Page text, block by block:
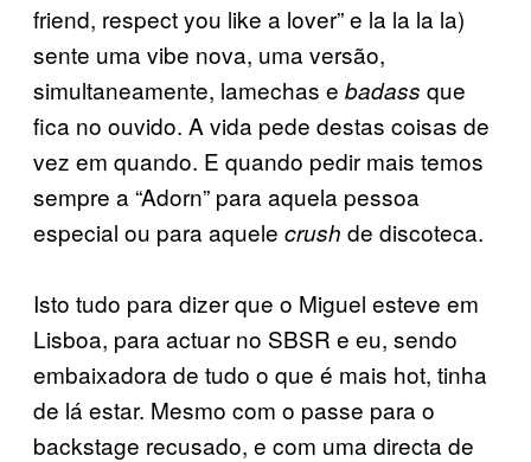
friend, respect you like a lover” e la la la la)
sente uma vibe nova, uma versão,
simultaneamente, lamechas e badass que
fica no ouvido. A vida pede destas coisas de
vez em quando. E quando pedir mais temos
sempre a “Adorn” para aquela pessoa
especial ou para aquele crush de discoteca.
Isto tudo para dizer que o Miguel esteve em
Lisboa, para actuar no SBSR e eu, sendo
embaixadora de tudo o que é mais hot, tinha
de lá estar. Mesmo com o passe para o
backstage recusado, e com uma directa de